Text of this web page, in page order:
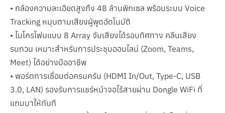
• กล้องความละเอียดสูงถึง 48 ล้านพิกเซล พร้อมระบบ Voice
Tracking หมุนตามเสียงผู้พูดอัตโนมัติ
• ไมโครโฟนแบบ 8 Array จับเสียงได้รอบทิศทาง คลีนเสียง
รบกวน เหมาะสำหรับการประชุมออนไลน์ (Zoom, Teams,
Meet) ได้อย่างมืออาชีพ
• พอร์ตการเชื่อมต่อครบครัน (HDMI In/Out, Type-C, USB
3.0, LAN) รองรับการแชร์หน้าจอไร้สายผ่าน Dongle WiFi ที่
แถมมาให้ทันที